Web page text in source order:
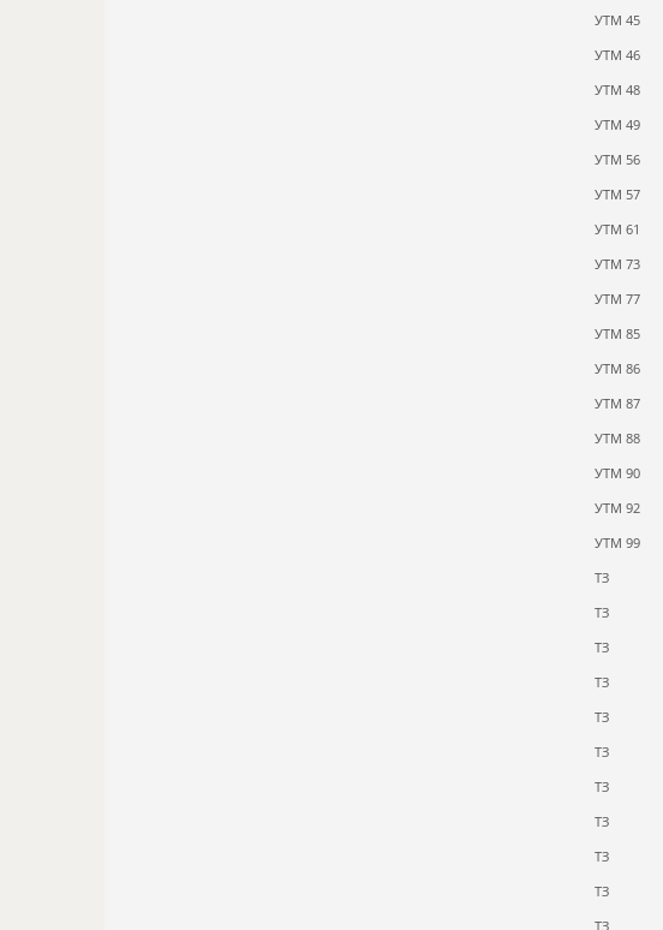
УТМ 45
УТМ 46
УТМ 48
УТМ 49
УТМ 56
УТМ 57
УТМ 61
УТМ 73
УТМ 77
УТМ 85
УТМ 86
УТМ 87
УТМ 88
УТМ 90
УТМ 92
УТМ 99
ТЗ
ТЗ
ТЗ
ТЗ
ТЗ
ТЗ
ТЗ
ТЗ
ТЗ
ТЗ
ТЗ